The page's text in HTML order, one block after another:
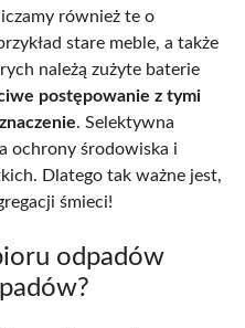
również te o
stare meble, a także
należą zużyte baterie
postępowanie z tymi
. Selektywna
ochrony środowiska i
Dlatego tak ważne jest,
śmieci!
odpadów